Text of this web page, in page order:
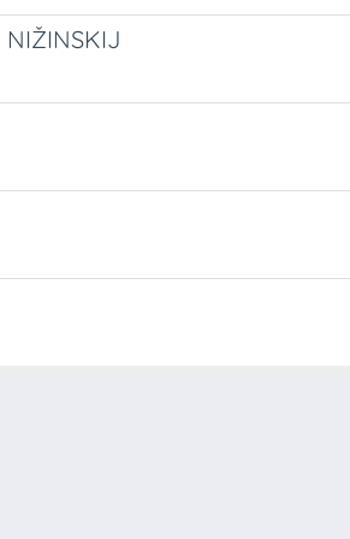
NIŽINSKIJ